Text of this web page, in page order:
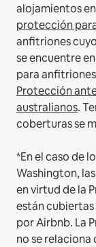
alojamientos
protección
anfitriones
se encuentre
para
Protección
australianos.
coberturas se
*En el caso de
Washington,
en virtud de la
están
por Airbnb. La
no se relaciona